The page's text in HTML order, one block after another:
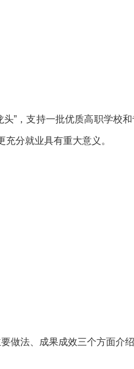
”，支持一批优质高职学校
分就业具有重大意义。
法、成果成效三个方面介绍